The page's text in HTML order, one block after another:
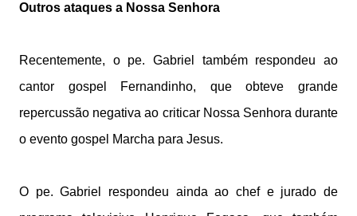
Outros ataques a Nossa Senhora
Recentemente, o pe. Gabriel também respondeu ao
cantor gospel Fernandinho, que obteve grande
repercussão negativa ao criticar Nossa Senhora durante
o evento gospel Marcha para Jesus.
O pe. Gabriel respondeu ainda ao chef e jurado de